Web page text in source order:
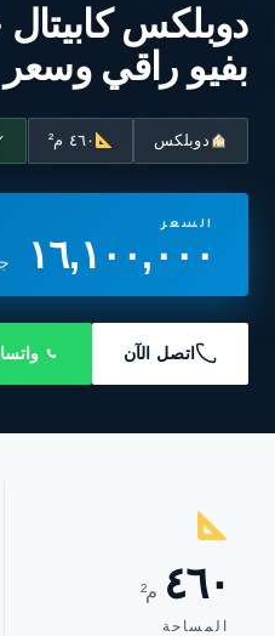
دوبلكس كابيتال
بفيو راقي وسعر
دوبلكس ٤٦٠ م²
السعر
١٦,١٠٠,٠٠٠
اتصل الآن
٤٦٠ م²
المساحة